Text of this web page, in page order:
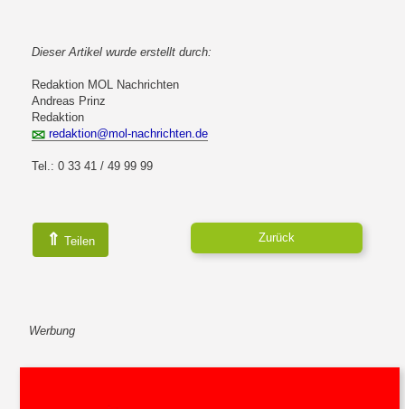
Dieser Artikel wurde erstellt durch:
Redaktion MOL Nachrichten
Andreas Prinz
Redaktion
redaktion@mol-nachrichten.de
Tel.: 0 33 41 / 49 99 99
⇑ Teilen Zurück
Werbung